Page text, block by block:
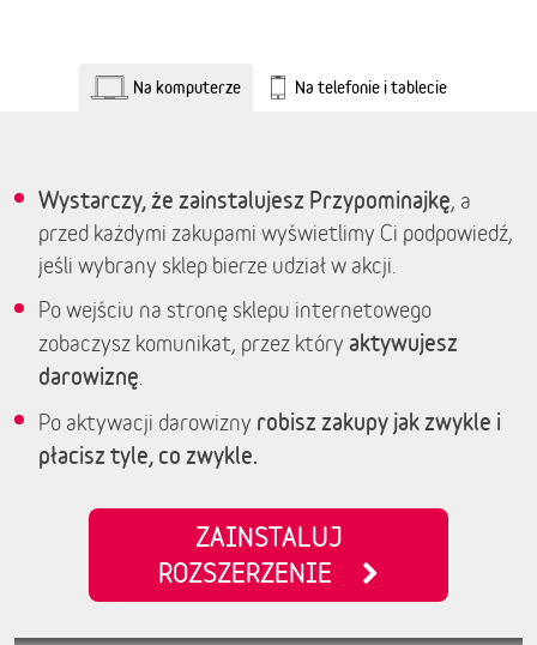
Na komputerze Na telefonie i tablecie
Wystarczy, że zainstalujesz Przypominajkę, a
przed każdymi zakupami wyświetlimy Ci podpowiedź,
jeśli wybrany sklep bierze udział w akcji.
Po wejściu na stronę sklepu internetowego
zobaczysz komunikat, przez który aktywujesz
darowiznę
Po aktywacji darowizny robisz zakupy jak zwykle i
płacisz tyle, co zwykle.
ZAINSTALUJ
ROZSZERZENIE